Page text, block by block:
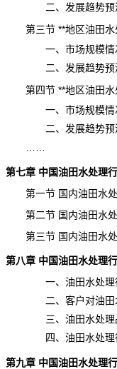
二、发展趋势预
第三节 **地区油田水
一、市场规模情
二、发展趋势预
第四节 **地区油田水
一、市场规模情
二、发展趋势预
第七章 中国油田水处理
第一节 国内油田水处
第二节 国内油田水处
第三节 国内油田水处
第八章 中国油田水处理
一、油田水处理行
二、客户对油田水
三、油田水处理
四、油田水处理行
第九章 中国油田水处理